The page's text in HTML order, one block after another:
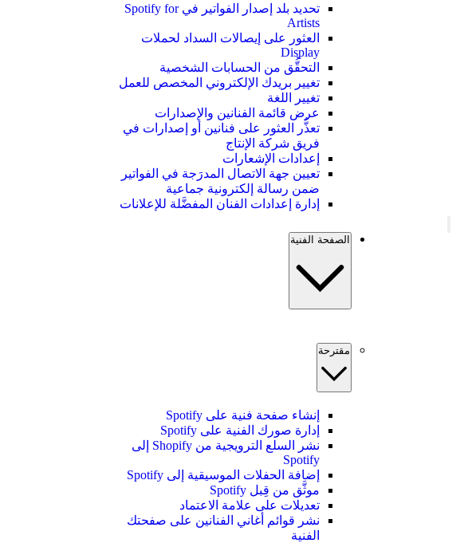
تحديد بلد إصدار الفواتير في Spotify for
Artists
العثور على إيصالات السداد لحملات
Display
التحقُّق من الحسابات الشخصية
تغيير بريدك الإلكتروني المخصص للعمل
تغيير اللغة
عرض قائمة الفنانين والإصدارات
تعذُّر العثور على فنانين أو إصدارات في
فريق شركة الإنتاج
إعدادات الإشعارات
تعيين جهة الاتصال المدرَجة في الفواتير
ضمن رسالة إلكترونية جماعية
إدارة إعدادات الفنان المفضَّلة للإعلانات
الصفحة الفنية
مقترحة
إنشاء صفحة فنية على Spotify
إدارة صورك الفنية على Spotify
نشر السلع الترويجية من Shopify إلى
Spotify
إضافة الحفلات الموسيقية إلى Spotify
موثَّق من قِبل Spotify
تعديلات على علامة الاعتماد
نشر قوائم أغاني الفنانين على صفحتك
الفنية